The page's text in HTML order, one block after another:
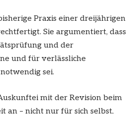
Praxis einer dreijährigen
Sie argumentiert, dass
und der
und für verlässliche
sei.
mit der Revision beim
an – nicht nur für sich selbst,